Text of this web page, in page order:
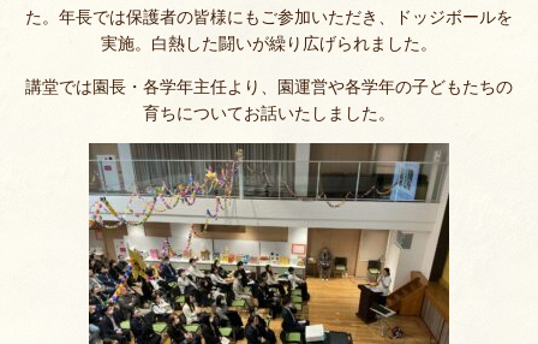
た。年長では保護者の皆様にもご参加いただき、ドッジボールを
実施。白熱した闘いが繰り広げられました。
講堂では園長・各学年主任より、園運営や各学年の子どもたちの
育ちについてお話いたしました。